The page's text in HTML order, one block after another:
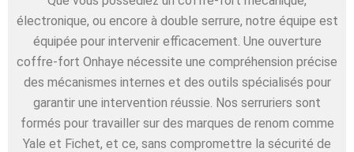
électronique, ou encore à double serrure, notre équipe est
équipée pour intervenir efficacement. Une ouverture
coffre-fort Onhaye nécessite une compréhension précise
des mécanismes internes et des outils spécialisés pour
garantir une intervention réussie. Nos serruriers sont
formés pour travailler sur des marques de renom comme
Yale et Fichet, et ce, sans compromettre la sécurité de